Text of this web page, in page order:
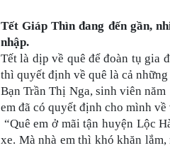
Tết Giáp Thìn đang đến gần,
nhập.
Tết là dịp về quê để đoàn tụ gia
thì quyết định về quê là cả
Bạn Trần Thị Nga, sinh viên năm
em đã có quyết định cho mình
“Quê em ở mãi tận huyện Lộc
xe. Mà nhà em thì khó khăn